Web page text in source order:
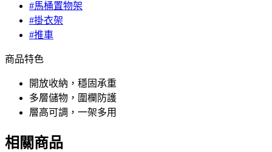
#馬桶置物架
#掛衣架
#推車
商品特色
開放收納，穩固承重
多層儲物，圍欄防護
層高可調，一架多用
相關商品